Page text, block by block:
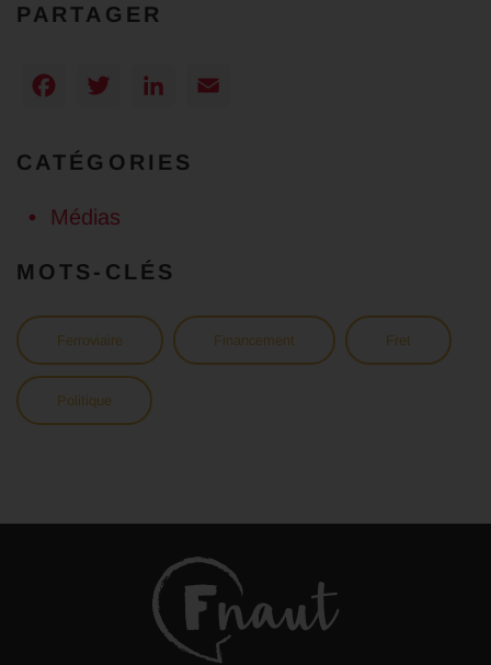
PARTAGER
Facebook
TwitterLinkedIn
CATÉGORIES
Médias
MOTS-CLÉS
Ferroviaire Financement Fret
Politique